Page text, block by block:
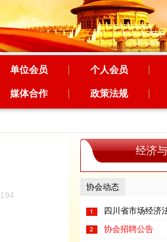
单位会员 个人会员
媒体合作 政策法规
经济
协会动态
四川省市场经济
2019年新春团拜会在
协会招聘公告
194